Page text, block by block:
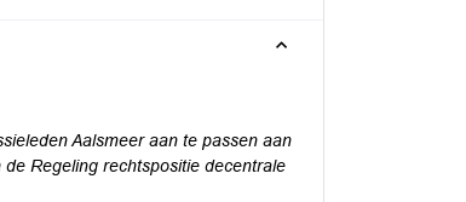
Aalsmeer aan te passen aan
Regeling rechtspositie decentrale